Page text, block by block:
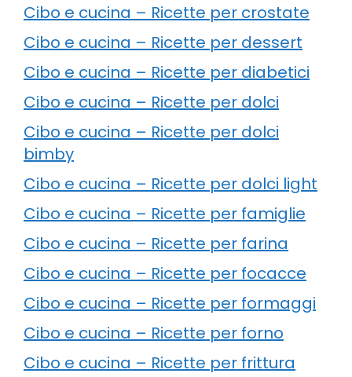
Cibo e cucina – Ricette per crostate
Cibo e cucina – Ricette per dessert
Cibo e cucina – Ricette per diabetici
Cibo e cucina – Ricette per dolci
Cibo e cucina – Ricette per dolci
bimby
Cibo e cucina – Ricette per dolci light
Cibo e cucina – Ricette per famiglie
Cibo e cucina – Ricette per farina
Cibo e cucina – Ricette per focacce
Cibo e cucina – Ricette per formaggi
Cibo e cucina – Ricette per forno
Cibo e cucina – Ricette per frittura